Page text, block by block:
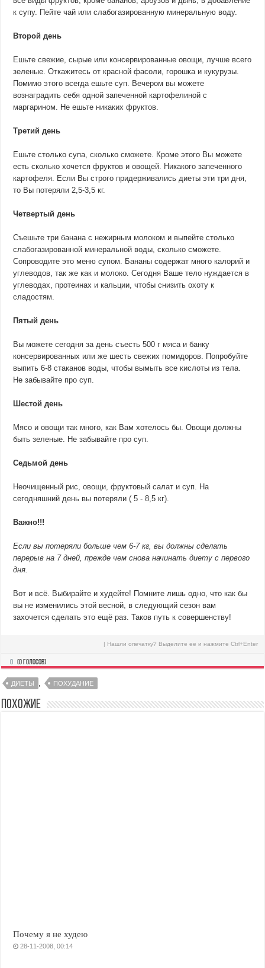
к супу. Пейте чай или слабогазированную минеральную воду.
Второй день
Ешьте свежие, сырые или консервированные овощи, лучше всего
зеленые. Откажитесь от красной фасоли, горошка и кукурузы.
Помимо этого всегда ешьте суп. Вечером вы можете
вознаградить себя одной запеченной картофелиной с
маргарином. Не ешьте никаких фруктов.
Третий день
Ешьте столько супа, сколько сможете. Кроме этого Вы можете
есть сколько хочется фруктов и овощей. Никакого запеченного
картофеля. Если Вы строго придерживались диеты эти три дня,
то Вы потеряли 2,5-3,5 кг.
Четвертый день
Съешьте три банана с нежирным молоком и выпейте столько
слабогазированной минеральной воды, сколько сможете.
Сопроводите это меню супом. Бананы содержат много калорий и
углеводов, так же как и молоко. Сегодня Ваше тело нуждается в
углеводах, протеинах и кальции, чтобы снизить охоту к
сладостям.
Пятый день
Вы можете сегодня за день съесть 500 г мяса и банку
консервированных или же шесть свежих помидоров. Попробуйте
выпить 6-8 стаканов воды, чтобы вымыть все кислоты из тела.
Не забывайте про суп.
Шестой день
Мясо и овощи так много, как Вам хотелось бы. Овощи должны
быть зеленые. Не забывайте про суп.
Седьмой день
Неочищенный рис, овощи, фруктовый салат и суп. На
сегодняшний день вы потеряли ( 5 - 8,5 кг).
Важно!!!
Если вы потеряли больше чем 6-7 кг, вы должны сделать
перерыв на 7 дней, прежде чем снова начинать диету с первого
дня.
Вот и всё. Выбирайте и худейте! Помните лишь одно, что как бы
вы не изменились этой весной, в следующий сезон вам
захочется сделать это ещё раз. Таков путь к совершенству!
| Нашли опечатку? Выделите ее и нажмите Ctrl+Enter
0 (0 голосов)
ДИЕТЫ , ПОХУДАНИЕ
Похожие
Почему я не худею
28-11-2008, 00:14